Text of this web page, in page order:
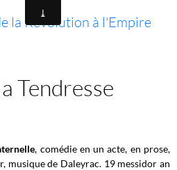
la Révolution à l'Empire
Tendresse
, comédie en un acte, en prose,
musique de Daleyrac. 19 messidor an